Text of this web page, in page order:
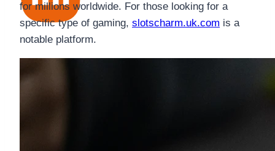
for millions worldwide. For those looking for a
specific type of gaming, slotscharm.uk.com is a
notable platform.